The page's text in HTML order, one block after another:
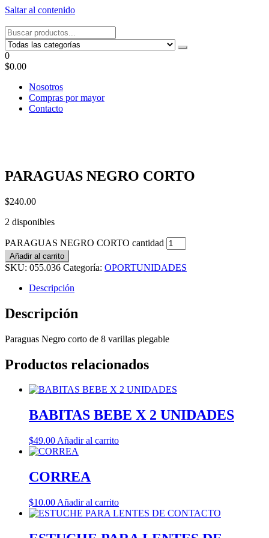
Saltar al contenido
Tel: 22087679 – Cel: 097 822122 – Joaquín Requena 2459
0
$0.00
Nosotros
Compras por mayor
Contacto
PARAGUAS NEGRO CORTO
$240.00
2 disponibles
PARAGUAS NEGRO CORTO cantidad
Añadir al carrito
SKU: 055.036 Categoría: OPORTUNIDADES
Descripción
Descripción
Paraguas Negro corto de 8 varillas plegable
Productos relacionados
BABITAS BEBE X 2 UNIDADES
$49.00 Añadir al carrito
CORREA
$10.00 Añadir al carrito